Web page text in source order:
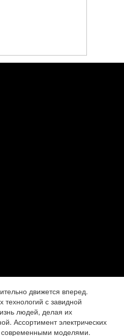
движется вперед.
технологий с завидной
людей, делая их
Ассортимент электрических
современными моделями.